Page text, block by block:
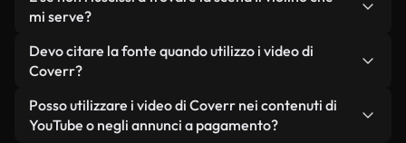
artificiale. Ogni video è chiaramente etichettato,
Offriamo formati leggeri e pronti per il web,
mantengono alta la qualità, riducono al minimo i
tempi di caricamento e migliorano parametri
come LCP.
mi serve?
Puoi crearne uno all'istante utilizzando Coverr AI
Studio. Ti basta descrivere la scena, ad esempio "Il
secondi un video personalizzato in conformità con
i nostri standard di licenza.
Devo citare la fonte quando utilizzo i video di
Coverr?
Non è richiesto alcun riconoscimento dell'autore.
Tutti i video presenti nella nostra libreria sono
Posso utilizzare i video di Coverr nei contenuti di
YouTube o negli annunci a pagamento?